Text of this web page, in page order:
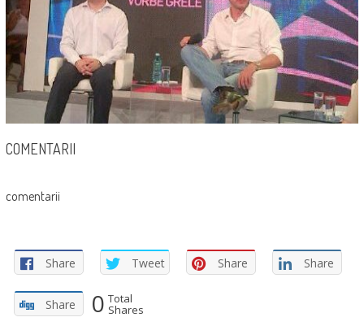
COMENTARII
comentarii
Share Tweet Share Share
Share 0 Total
Shares